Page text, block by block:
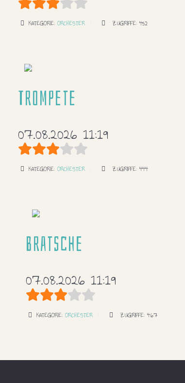
Bewertung: 3/
KATEGORIE: ORCHESTER ZUGRIFFE: 452
Trompete
07.08.2026 11:19
Bewertung: 3/
KATEGORIE: ORCHESTER ZUGRIFFE: 444
Bratsche
07.08.2026 11:19
Bewertung: 3/
KATEGORIE: ORCHESTER ZUGRIFFE: 467